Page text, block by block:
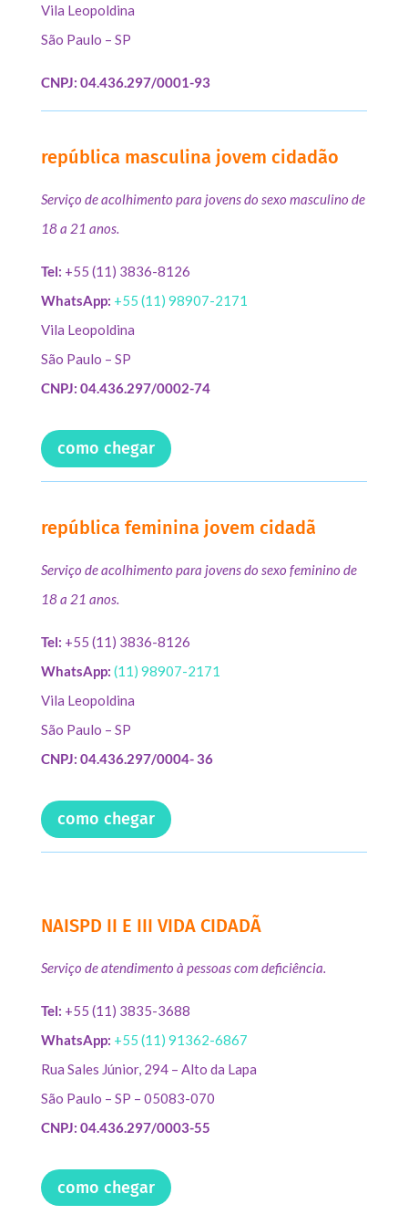
Vila Leopoldina
São Paulo – SP
CNPJ: 04.436.297/0001-93
república masculina jovem cidadão
Serviço de acolhimento para jovens do sexo masculino de
18 a 21 anos.
Tel: +55 (11) 3836-8126
WhatsApp: +55 (11) 98907-2171
Vila Leopoldina
São Paulo – SP
CNPJ: 04.436.297/0002-74
como chegar
república feminina jovem cidadã
Serviço de acolhimento para jovens do sexo feminino de
18 a 21 anos.
Tel: +55 (11) 3836-8126
WhatsApp: (11) 98907-2171
Vila Leopoldina
São Paulo – SP
CNPJ: 04.436.297/0004- 36
como chegar
NAISPD II E III VIDA CIDADÃ
Serviço de atendimento à pessoas com deficiência.
Tel: +55 (11) 3835-3688
WhatsApp: +55 (11) 91362-6867
Rua Sales Júnior, 294 – Alto da Lapa
São Paulo – SP – 05083-070
CNPJ: 04.436.297/0003-55
como chegar